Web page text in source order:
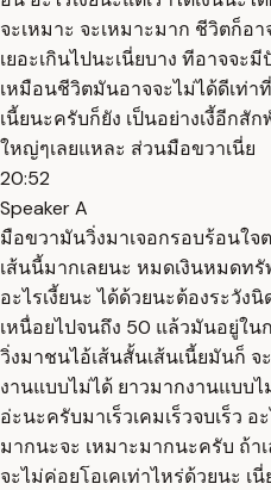
จะเหมาะ จะเหมาะมาก ชีวิตก็อ
เยอะเกินไปนะเนี่ยบาง ทีอาจจ
เหมือนชีวิตมันอาจจะไม่ได้ดีเท่
เนี้ยนะครับก็ยัง เป็นอย่างเงี้อีก
ใหญ่ๆเลยแหละ ส่วนมือขวาเนี่ย
20:52
Speaker A
มือขวามันวิ่งมาเจอกรอบร้อนใจ
เส้นนี้มากเลยนะ หมดเงินหมดทรั
อะไรเงี้ยนะ ได้ด้วยนะต้องระวัง
เหนื่อยไปจนถึง 50 แล้วมันอยู่ใ
วิ่งมาชนไอ้เส้นสั้นเส้นเนี้ยมันก็
งานแบบไม่ได้ ยาวมากงานแบบ
อ่ะนะครับมาเร็วเคมเร็วจบเร็ว อ
มากนะจะ เหมาะมากนะครับ ถ้า
จะไม่ค่อยโอเคเท่าไหร่ด้วยนะ เ